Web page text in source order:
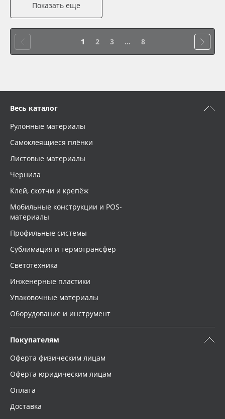
Показать еще
1 2 3 ... 8
Весь каталог
Рулонные материалы
Самоклеящиеся плёнки
Листовые материалы
Чернила
Клей, скотчи и крепёж
Мобильные конструкции и POS-
материалы
Профильные системы
Сублимация и термотрансфер
Светотехника
Инженерные пластики
Упаковочные материалы
Оборудование и инструмент
Покупателям
Оферта физическим лицам
Оферта юридическим лицам
Оплата
Доставка